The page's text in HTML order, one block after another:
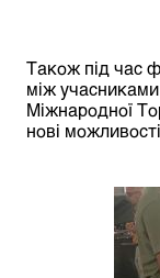
Також під час
між
Міжнародної
нові